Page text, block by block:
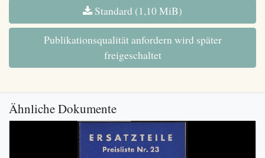
Standard (1,10 MiB)
Publikationsqualität anfordern wird später
freigeschaltet
Ähnliche Dokumente